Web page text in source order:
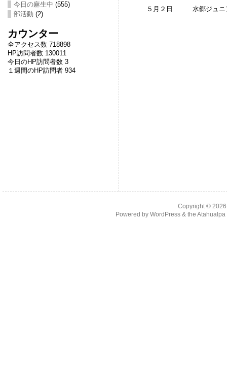
今日の麻生中 (555)
部活動 (2)
カウンター
全アクセス数 718898
HP訪問者数 130011
今日のHP訪問者数 3
１週間のHP訪問者 934
５月２日 水郷ジュニ
Copyright ©
Powered by WordPress& the Atahualpa